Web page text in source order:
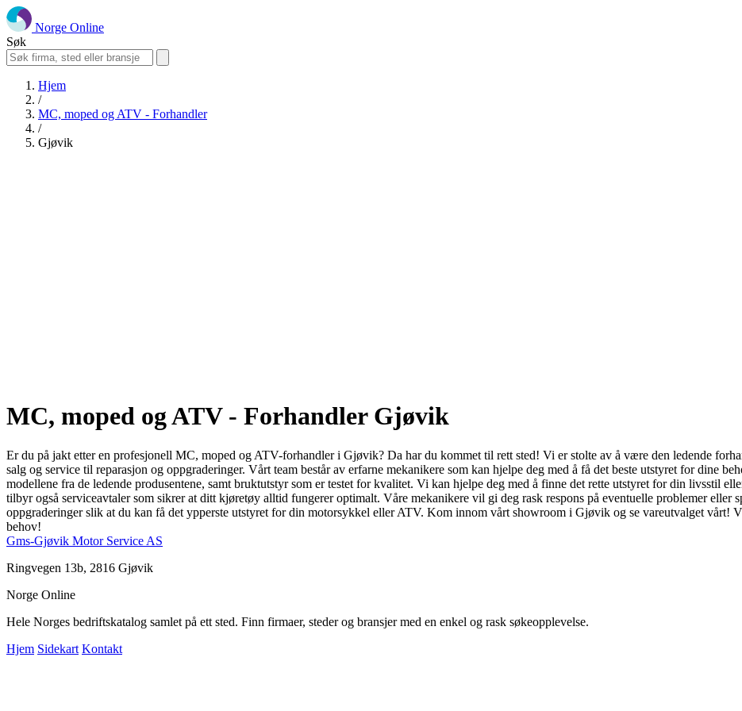
Norge Online
Søk
Hjem
/
MC, moped og ATV - Forhandler
/
Gjøvik
MC, moped og ATV - Forhandler Gjøvik
Er du på jakt etter en profesjonell MC, moped og ATV-forhandler i Gjøvik? Da har du kommet til rett sted! Vi er stolte av å være den ledende
salg og service til reparasjon og oppgraderinger. Vårt team består av erfarne mekanikere som kan hjelpe deg med å få det beste utstyret for dine
modellene fra de ledende produsentene, samt bruktutstyr som er testet for kvalitet. Vi kan hjelpe deg med å finne det rette utstyret for din livsstil
tilbyr også serviceavtaler som sikrer at ditt kjøretøy alltid fungerer optimalt. Våre mekanikere vil gi deg rask respons på eventuelle problemer
oppgraderinger slik at du kan få det ypperste utstyret for din motorsykkel eller ATV. Kom innom vårt showroom i Gjøvik og se vareutvalget vårt!
behov!
Gms-Gjøvik Motor Service AS
Ringvegen 13b, 2816 Gjøvik
Norge Online
Hele Norges bedriftskatalog samlet på ett sted. Finn firmaer, steder og bransjer med en enkel og rask søkeopplevelse.
Hjem Sidekart Kontakt